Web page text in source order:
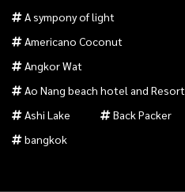
A sympony of light
Americano Coconut
Angkor Wat
Ao Nang beach hotel and Resort
Ashi Lake
Back Packer
bangkok